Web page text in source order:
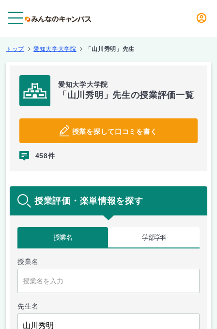
トップ 愛知大学大学院 「山川秀明」先生
愛知大学大学院
「山川秀明」先生の授業評価一覧
授業を探して口コミを書く
458件
授業評価・楽単情報を探す
授業名 学部学科
授業名
先生名